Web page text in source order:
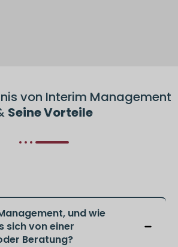
von Interim Management
Seine Vorteile
und wie
sich von einer
Beratung?